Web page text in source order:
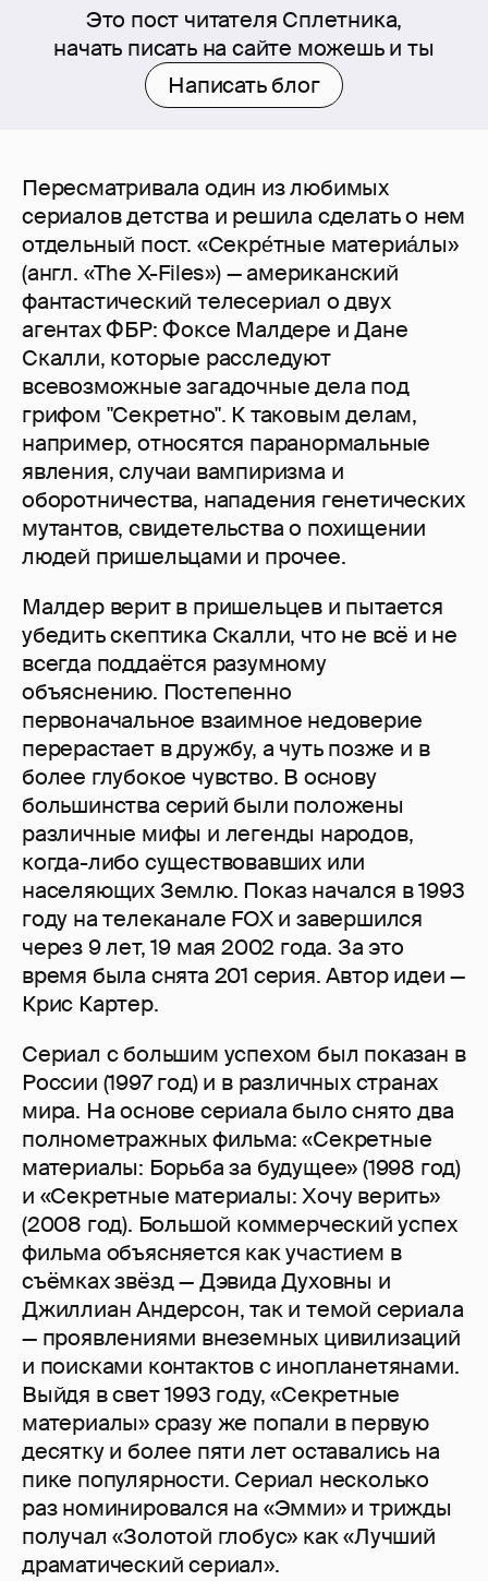
Это пост читателя Сплетника,
начать писать на сайте можешь и ты
Написать блог
Пересматривала один из любимых
сериалов детства и решила сделать о нем
отдельный пост. «Секре́тные материа́лы»
(англ. «The X-Files») — американский
фантастический телесериал о двух
агентах ФБР: Фоксе Малдере и Дане
Скалли, которые расследуют
всевозможные загадочные дела под
грифом "Секретно". К таковым делам,
например, относятся паранормальные
явления, случаи вампиризма и
оборотничества, нападения генетических
мутантов, свидетельства о похищении
людей пришельцами и прочее.
Малдер верит в пришельцев и пытается
убедить скептика Скалли, что не всё и не
всегда поддаётся разумному
объяснению. Постепенно
первоначальное взаимное недоверие
перерастает в дружбу, а чуть позже и в
более глубокое чувство. В основу
большинства серий были положены
различные мифы и легенды народов,
когда-либо существовавших или
населяющих Землю. Показ начался в 1993
году на телеканале FOX и завершился
через 9 лет, 19 мая 2002 года. За это
время была снята 201 серия. Автор идеи —
Крис Картер.
Сериал с большим успехом был показан в
России (1997 год) и в различных странах
мира. На основе сериала было снято два
полнометражных фильма: «Секретные
материалы: Борьба за будущее» (1998 год)
и «Секретные материалы: Хочу верить»
(2008 год). Большой коммерческий успех
фильма объясняется как участием в
съёмках звёзд — Дэвида Духовны и
Джиллиан Андерсон, так и темой сериала
— проявлениями внеземных цивилизаций
и поисками контактов с инопланетянами.
Выйдя в свет 1993 году, «Секретные
материалы» сразу же попали в первую
десятку и более пяти лет оставались на
пике популярности. Сериал несколько
раз номинировался на «Эмми» и трижды
получал «Золотой глобус» как «Лучший
драматический сериал».